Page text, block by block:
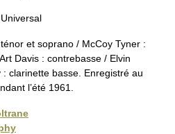
et soprano / McCoy Tyner :
Davis : contrebasse / Elvin
clarinette basse. Enregistré au
l’été 1961.